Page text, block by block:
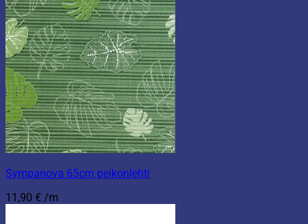
Sympanova 65cm peikonlehti
11,90 € /m